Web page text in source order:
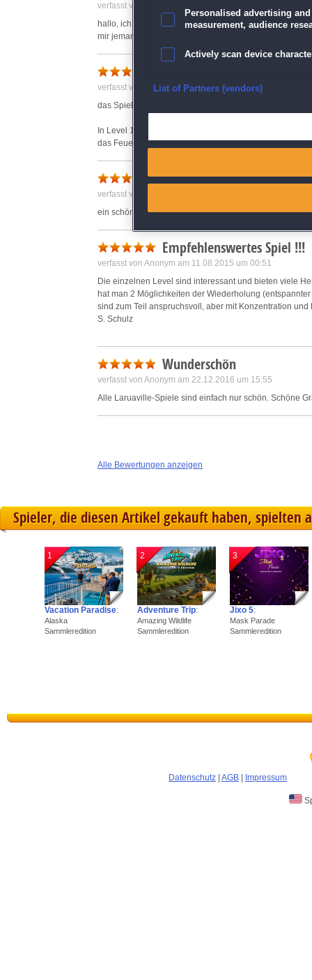
verfasst von Anonym am 09.11.2015 um 21:48
hallo, ich spiele gerade das Spiel und bin auch Anfang
mir jemand helfen
verfasst von Dadda am 26.11.2015 um 11:25
das Spiel ist super und es macht sehr süchtig.Die
In Level 18 muss man das Feuer um das Wasser
das Feuer weitergeleitet.
Schönes Spiel
verfasst von Anonym am 23.10.2021 um 18:10
ein schönes Spiel um abzuschalten
Empfehlenswertes Spiel !!!
verfasst von Anonym am 11.08.2015 um 00:51
Die einzelnen Level sind interessant und bieten viele
hat man 2 Möglichkeiten der Wiederholung
sind zum Teil anspruchsvoll, aber mit Konzentration
S. Schulz
Wunderschön
verfasst von Anonym am 22.12.2016 um 15:55
Alle Laruaville-Spiele sind einfach nur schön. Schöne
Alle Bewertungen anzeigen
Spieler, die diesen Artikel gekauft haben, spielten
1
Vacation Paradise:
Alaska
Sammleredition
2
Adventure Trip:
Amazing Wildlife
Sammleredition
3
Jixo 5:
Mask Parade
Sammleredition
Datenschutz AGB Impressum
Personalised advertising
measurement, audience
Actively scan device
Ensure security, prevent
Save and communicate
List of Partners (vendors)